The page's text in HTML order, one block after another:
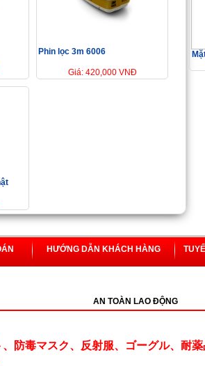
Phin lọc 3m 6006
Giá: 420,000 VNĐ
HƯỚNG DẪN KHÁCH HÀNG
AN TOÀN LAO ĐỘNG
防毒マスク、反射服、ゴーグル、耐